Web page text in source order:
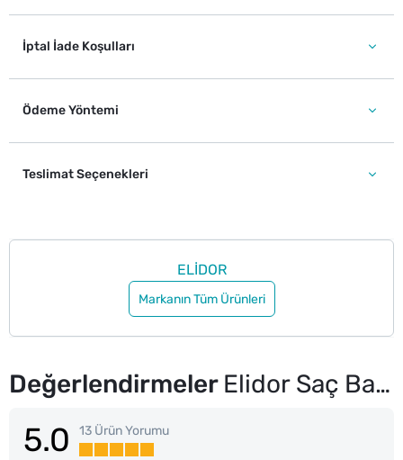
İptal İade Koşulları
Ödeme Yöntemi
Teslimat Seçenekleri
ELİDOR
Markanın Tüm Ürünleri
Değerlendirmeler Elidor Saç Bakım Şampuanı Anında Onarıcı 400 ml
5.0 13 Ürün Yorumu